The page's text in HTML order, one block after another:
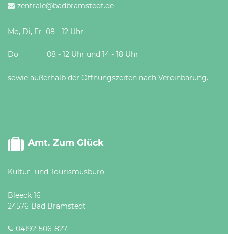
zentrale@badbramstedt.de
Mo, Di, Fr 08 - 12 Uhr
Do 08 - 12 Uhr und 14 - 18 Uhr
sowie außerhalb der Öffnungszeiten nach Vereinbarung.
Amt. Zum Glück
Kultur- und Tourismusbüro
Bleeck 16
24576 Bad Bramstedt
04192-506-827